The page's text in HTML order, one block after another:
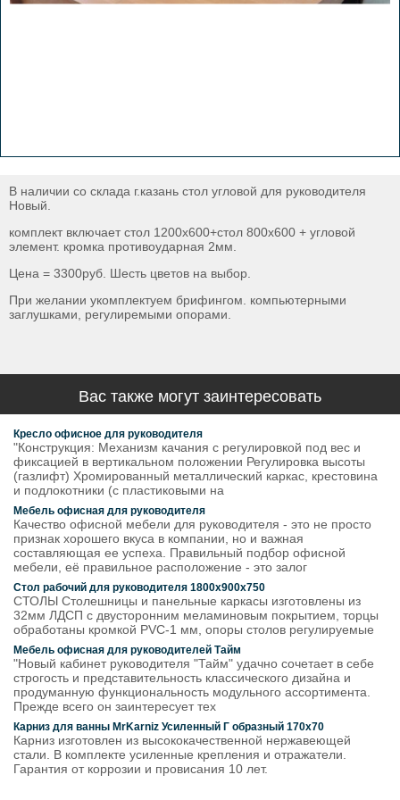
В наличии со склада г.казань стол угловой для руководителя
Новый.
комплект включает стол 1200х600+стол 800х600 + угловой
элемент. кромка противоударная 2мм.
Цена = 3300руб. Шесть цветов на выбор.
При желании укомплектуем брифингом. компьютерными
заглушками, регулиремыми опорами.
Вас также могут заинтересовать
Кресло офисное для руководителя
"Конструкция: Механизм качания с регулировкой под вес и
фиксацией в вертикальном положении Регулировка высоты
(газлифт) Хромированный металлический каркас, крестовина
и подлокотники (с пластиковыми на
Мебель офисная для руководителя
Качество офисной мебели для руководителя - это не просто
признак хорошего вкуса в компании, но и важная
составляющая ее успеха. Правильный подбор офисной
мебели, её правильное расположение - это залог
Стол рабочий для руководителя 1800х900х750
СТОЛЫ Столешницы и панельные каркасы изготовлены из
32мм ЛДСП с двусторонним меламиновым покрытием, торцы
обработаны кромкой PVC-1 мм, опоры столов регулируемые
Мебель офисная для руководителей Тайм
"Новый кабинет руководителя "Тайм" удачно сочетает в себе
строгость и представительность классического дизайна и
продуманную функциональность модульного ассортимента.
Прежде всего он заинтересует тех
Карниз для ванны MrKarniz Усиленный Г образный 170х70
Карниз изготовлен из высококачественной нержавеющей
стали. В комплекте усиленные крепления и отражатели.
Гарантия от коррозии и провисания 10 лет.